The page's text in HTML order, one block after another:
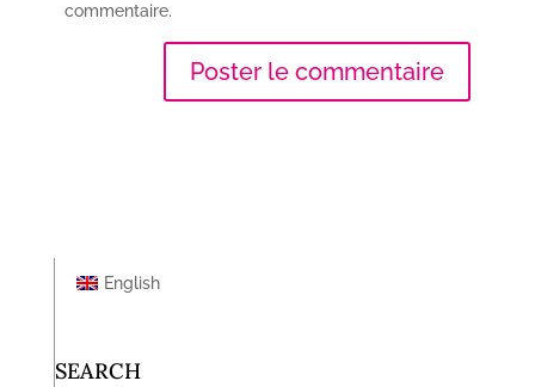
commentaire.
English
SEARCH